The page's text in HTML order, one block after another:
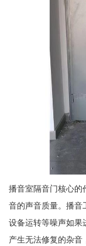
播音室隔音门核心的
音的声音质量。播音
设备运转等噪声如果
产生无法修复的杂音